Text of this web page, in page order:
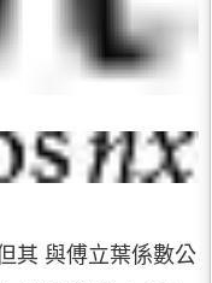
其 與傅立葉係數公